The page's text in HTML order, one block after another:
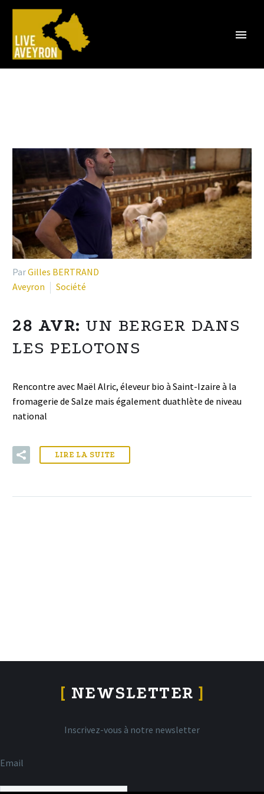
ParGilles BERTRAND
Aveyron
Société
28 AVR: UN BERGER DANS
LES PELOTONS
Rencontre avec Maël Alric, éleveur bio à Saint-Izaire à la
fromagerie de Salze mais également duathlète de niveau
national
LIRE LA SUITE
[ NEWSLETTER ]
Inscrivez-vous à notre newsletter
Email